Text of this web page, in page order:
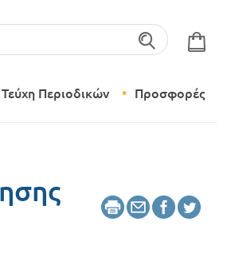
Τεύχη Περιοδικών Προσφορές